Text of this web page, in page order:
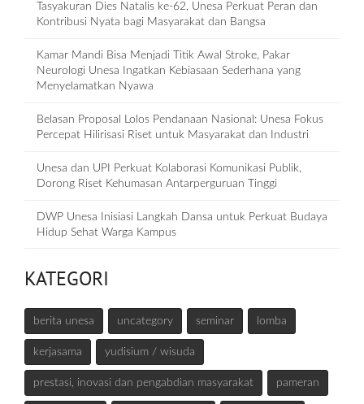
Tasyakuran Dies Natalis ke-62, Unesa Perkuat Peran dan
Kontribusi Nyata bagi Masyarakat dan Bangsa
Kamar Mandi Bisa Menjadi Titik Awal Stroke, Pakar
Neurologi Unesa Ingatkan Kebiasaan Sederhana yang
Menyelamatkan Nyawa
Belasan Proposal Lolos Pendanaan Nasional: Unesa Fokus
Percepat Hilirisasi Riset untuk Masyarakat dan Industri
Unesa dan UPI Perkuat Kolaborasi Komunikasi Publik,
Dorong Riset Kehumasan Antarperguruan Tinggi
DWP Unesa Inisiasi Langkah Dansa untuk Perkuat Budaya
Hidup Sehat Warga Kampus
KATEGORI
berita unesa uncategory seminar lomba
kerjasama yudisium / wisuda
prestasi, inovasi dan pengabdian masyarakat pameran